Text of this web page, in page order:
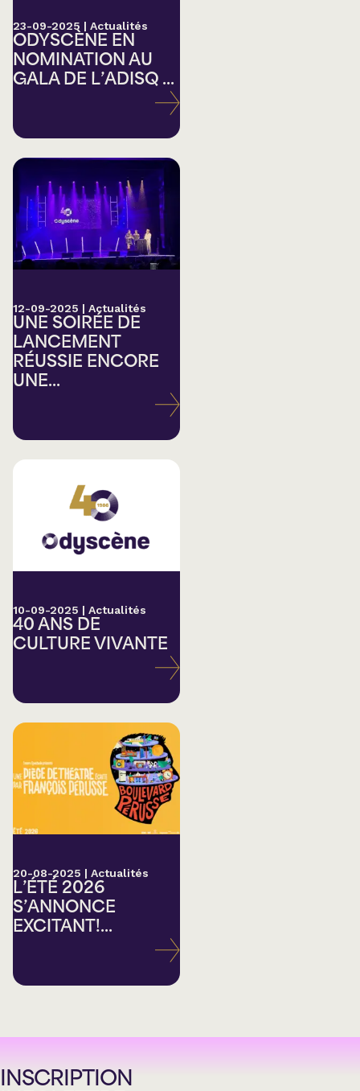
23-09-2025 | Actualités
ODYSCÈNE EN
NOMINATION AU
GALA DE L’ADISQ ...
12-09-2025 | Actualités
UNE SOIRÉE DE
LANCEMENT
RÉUSSIE ENCORE
UNE...
10-09-2025 | Actualités
40 ANS DE
CULTURE VIVANTE
20-08-2025 | Actualités
L’ÉTÉ 2026
S’ANNONCE
EXCITANT!...
INSCRIPTION